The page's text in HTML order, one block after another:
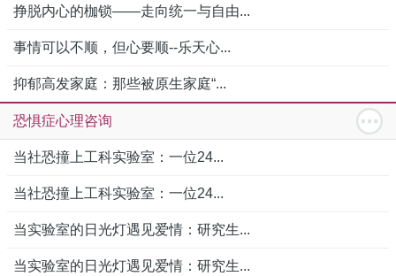
挣脱内心的枷锁——走向统一与自由...
事情可以不顺，但心要顺--乐天心...
抑郁高发家庭：那些被原生家庭“...
恐惧症心理咨询
当社恐撞上工科实验室：一位24...
当社恐撞上工科实验室：一位24...
当实验室的日光灯遇见爱情：研究生...
当实验室的日光灯遇见爱情：研究生...